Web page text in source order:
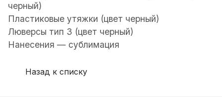
черный)
Пластиковые утяжки (цвет черный)
Люверсы тип 3 (цвет черный)
Нанесения — сублимация
Назад к списку